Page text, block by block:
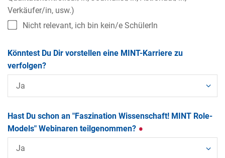
Verkäufer/in, usw.)
Nicht relevant, ich bin kein/e SchülerIn
Könntest Du Dir vorstellen eine MINT-Karriere zu
verfolgen?
Hast Du schon an "Faszination Wissenschaft! MINT Role-
Models" Webinaren teilgenommen?